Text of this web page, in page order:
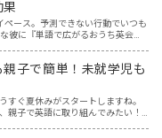
果
ース。予測できない行動でいつも
彼に『単語で広がるおうち英会
子で簡単！未就学児も
すぐ夏休みがスタートしますね。
親子で英語に取り組んでみたい！